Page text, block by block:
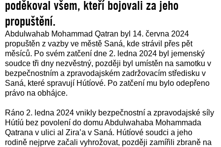
poděkoval všem, kteří bojovali za jeho
propuštění.
Abdulwahab Mohammad Qatran byl 14. června 2024
propuštěn z vazby ve městě Saná, kde strávil přes pět
měsíců. Po svém zatčení dne 2. ledna 2024 byl jemenský
soudce tři dny nezvěstný, později byl umístěn na samotku v
bezpečnostním a zpravodajském zadržovacím středisku v
Saná, které spravují Hútíové. Po zatčení mu bylo odepřeno
právo na obhájce.
Ráno 2. ledna 2024 vnikly bezpečnostní a zpravodajské síly
Hútíú bez povolení do domu Abdulwahaba Mohammada
Qatrana v ulici al Zira’a v Saná. Hútíové soudci a jeho
rodině nejprve začali vyhrožovat, později zamířili zbraně na